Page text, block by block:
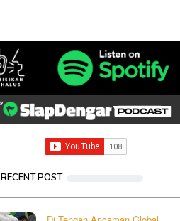
RECENT POST